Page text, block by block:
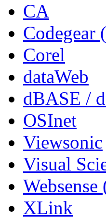
CA
Codegear
Corel
dataWeb
dBASE /
OSInet
Viewsonic
Visual
XLink